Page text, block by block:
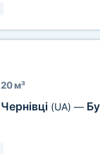
20 м³
Чернівці (UA) —